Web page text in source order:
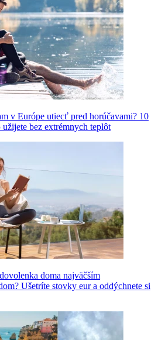
v Európe utiecť pred horúčavami? 10
bez extrémnych teplôt
doma najväčším
Ušetríte stovky eur a oddýchnete si